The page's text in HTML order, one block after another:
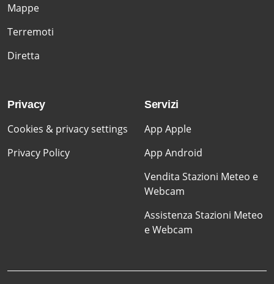
Mappe
Terremoti
Diretta
Privacy
Cookies & privacy settings
Privacy Policy
Servizi
App Apple
App Android
Vendita Stazioni Meteo e
Webcam
Assistenza Stazioni Meteo
e Webcam